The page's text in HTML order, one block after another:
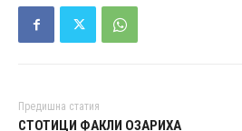
Предишна статия
СТОТИЦИ ФАКЛИ ОЗАРИХА